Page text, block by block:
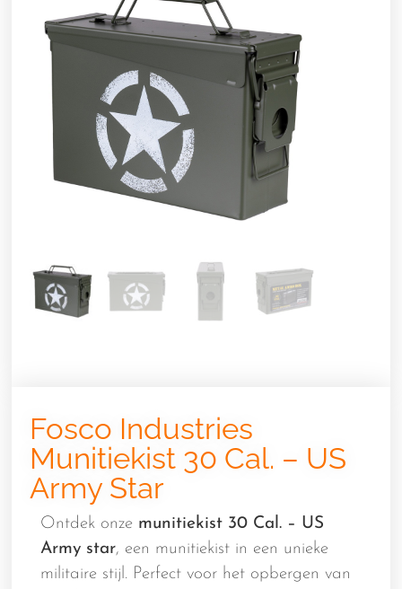
Fosco Industries
Munitiekist 30 Cal. – US
Army Star
Ontdek onze munitiekist 30 Cal. – US
Army star, een munitiekist in een unieke
militaire stijl. Perfect voor het opbergen van